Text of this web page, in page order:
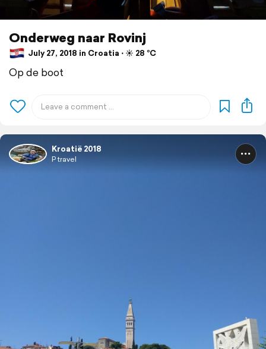
Onderweg naar Rovinj
July 27, 2018 in Croatia ⋅ ☀️ 28 °C
Op de boot
Kroatië 2018
P travel